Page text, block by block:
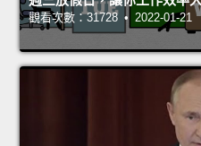
觀看次數：31728 • 2022-01-21